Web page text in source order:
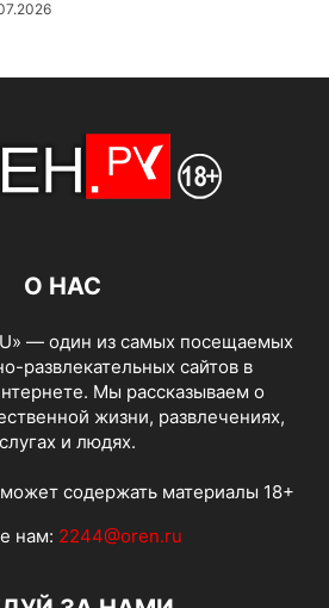
О НАС
— один из самых посещаемых
развлекательных сайтов в
Мы рассказываем о
жизни, развлечениях,
и людях.
содержать материалы 18+
нам: 2244@oren.ru